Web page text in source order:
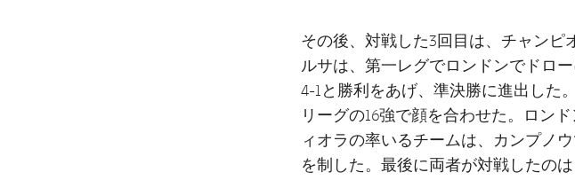
その後、対戦した3回目は、チャンピ
ルサは、第一レグでロンドンでドロ
4-1と勝利をあげ、準決勝に進出した
リーグの16強で顔を合わせた。ロン
ィオラの率いるチームは、カンプノ
を制した。最後に両者が対戦したの